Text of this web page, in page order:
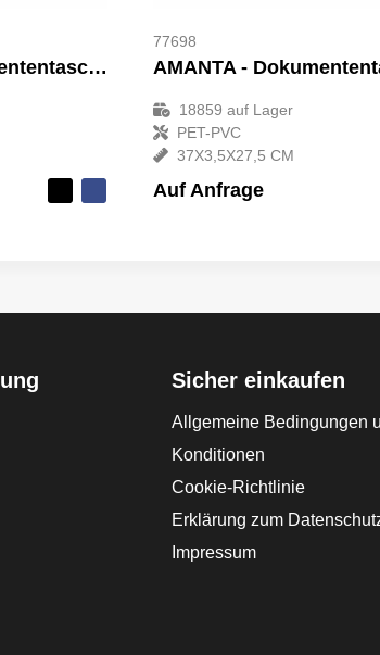
FLAPA - Dokumententasche
77698
18859 auf Lager
PET-PVC
37X3,5X27,5 CM
Auf Anfrage
Sicher einkaufen
Allgemeine Bedingungen
Konditionen
Cookie-Richtlinie
Erklärung zum
Impressum